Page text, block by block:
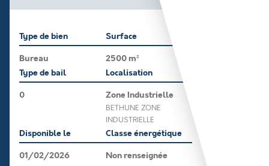
Type de bien
Bureau
Surface
2500 m²
Type de bail
0
Localisation
Zone Industrielle
BETHUNE ZONE
INDUSTRIELLE
Disponible le
01/02/2026
Classe énergétique
Non renseignée